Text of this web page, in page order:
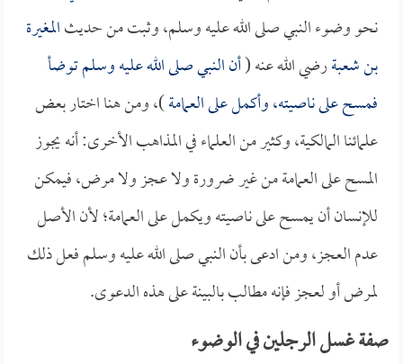
نحو وضوء النبي صلى الله عليه وسلم، وثبت من حديثالمغيرة
بن شعبةرضي الله عنه (أن النبي صلى الله عليه وسلم توضأ
فمسح على ناصيته، وأكمل على العمامة)، ومن هنا اختار بعض
علمائنا المالكية، وكثير من العلماء في المذاهب الأخرى: أنه يجوز
المسح على العمامة من غير ضرورة ولا عجز ولا مرض، فيمكن
للإنسان أن يمسح على ناصيته ويكمل على العمامة؛ لأن الأصل
عدم العجز، ومن ادعى بأن النبي صلى الله عليه وسلم فعل ذلك
لمرض أو لعجز فإنه مطالب بالبينة على هذه الدعوى.
صفة غسل الرجلين في الوضوء